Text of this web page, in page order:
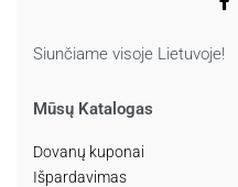
Siunčiame visoje Lietuvoje!
Mūsų Katalogas
Dovanų kuponai
Išpardavimas